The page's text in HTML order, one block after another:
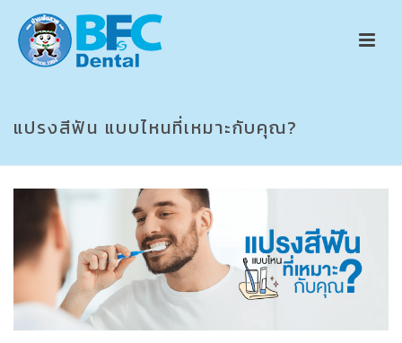
แปรงสีฟัน แบบไหนที่เหมาะกับคุณ?